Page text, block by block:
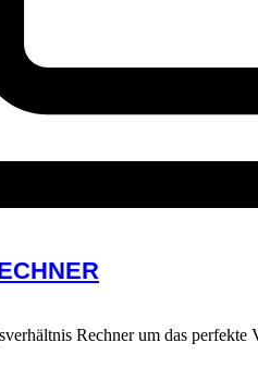
Rechner um das perfekte